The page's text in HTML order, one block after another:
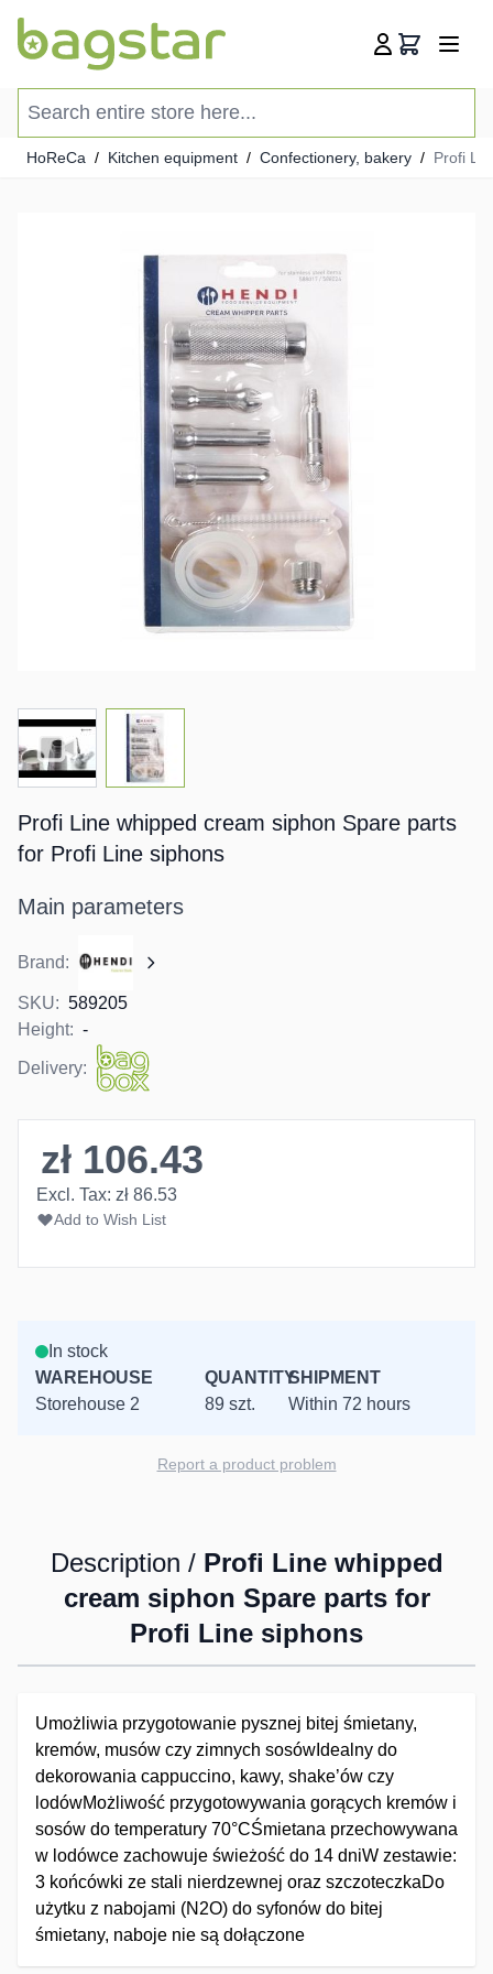
Cart
HoReCa / Kitchen equipment / Confectionery, bakery / Profi
View larger imageView larger image
Profi Line whipped cream siphon Spare parts
for Profi Line siphons
Main parameters
Brand:
SKU: 589205
Height: -
Delivery:
zł 106.43
Excl. Tax: zł 86.53
Add to Wish List
In stock
WAREHOUSE
QUANTITYSHIPMENT
Storehouse 2
89 szt. Within 72 hours
Report a product problem
Description / Profi Line whipped
cream siphon Spare parts for
Profi Line siphons
Umożliwia przygotowanie pysznej bitej śmietany,
kremów, musów czy zimnych sosówIdealny do
dekorowania cappuccino, kawy, shake’ów czy
lodówMożliwość przygotowywania gorących kremów i
sosów do temperatury 70°CŚmietana przechowywana
w lodówce zachowuje świeżość do 14 dniW zestawie:
3 końcówki ze stali nierdzewnej oraz szczoteczkaDo
użytku z nabojami (N2O) do syfonów do bitej
śmietany, naboje nie są dołączone